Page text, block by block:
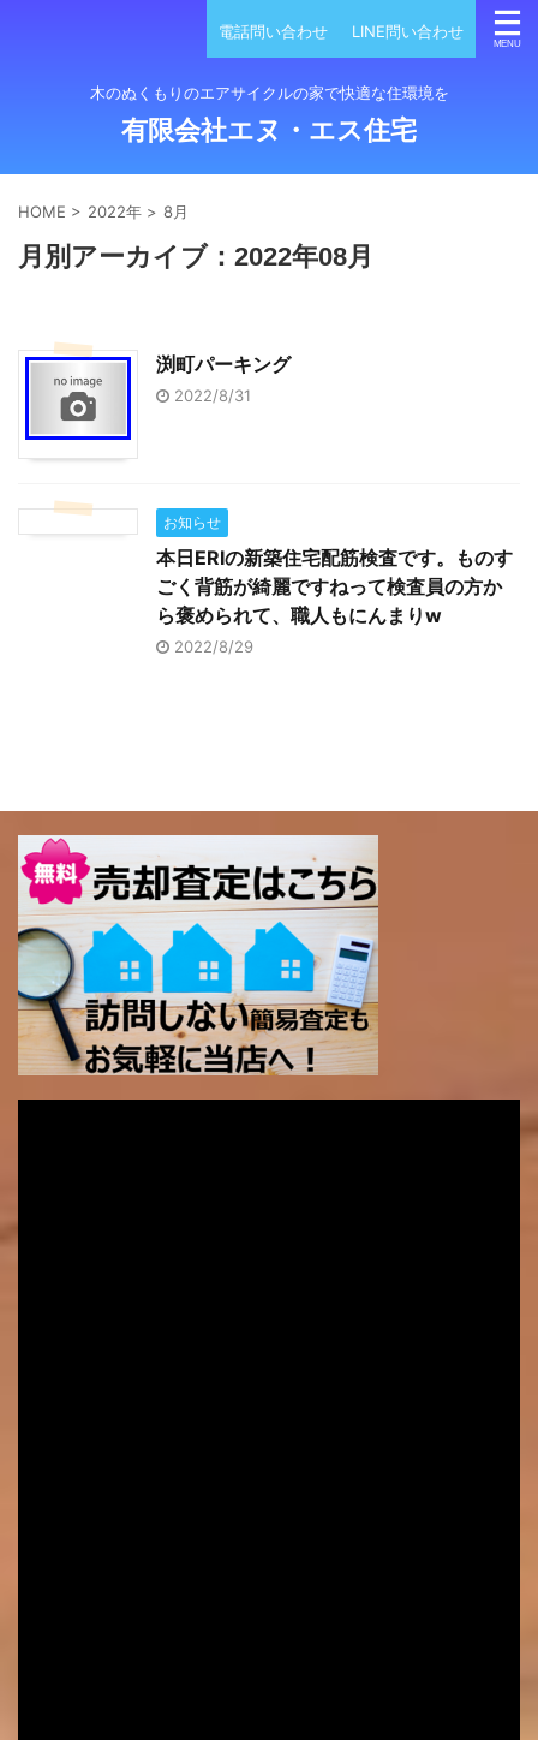
電話問い合わせ LINE問い合わせ
木のぬくもりのエアサイクルの家で快適な住環境を
有限会社エヌ・エス住宅
HOME > 2022年 > 8月
月別アーカイブ：2022年08月
渕町パーキング
2022/8/31
お知らせ
本日ERIの新築住宅配筋検査です。ものす
ごく背筋が綺麗ですねって検査員の方か
ら褒められて、職人もにんまりw
2022/8/29